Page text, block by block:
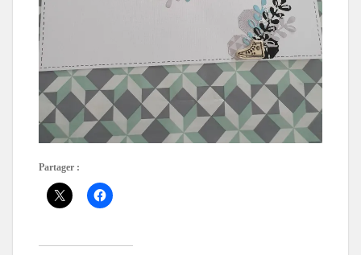
Partager :